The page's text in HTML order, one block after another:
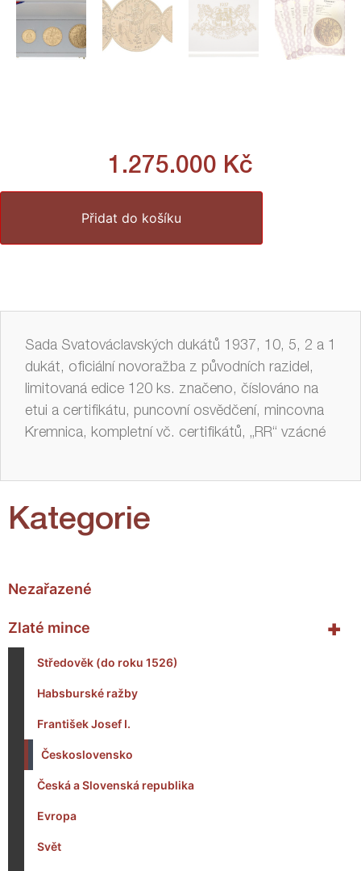
Kategorie
Nezařazené
+
Zlaté mince
Středověk (do roku 1526)
Habsburské ražby
František Josef I.
Československo
Česká a Slovenská republika
Evropa
Svět
1.275.000 Kč
Přidat do košíku
Sada Svatováclavských dukátů 1937, 10, 5, 2 a 1
dukát, oficiální novoražba z původních razidel,
limitovaná edice 120 ks. značeno, číslováno na
etui a certifikátu, puncovní osvědčení, mincovna
Kremnica, kompletní vč. certifikátů, „RR“ vzácné